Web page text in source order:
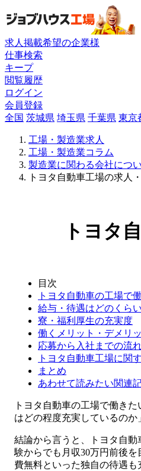
求人掲載希望の企業様
仕事検索
キープ
閲覧履歴
ログイン
会員登録
全国 茨城県 埼玉県 千葉県 東京
工場・製造業求人
工場・製造業コラム
製造業に関わる会社につ
トヨタ自動車工場の求人
トヨタ
目次
トヨタ自動車の工場で
給与・待遇はどのくら
寮・福利厚生の充実度
働くメリット・デメリ
応募から入社までの流
トヨタ自動車工場に関
まとめ
あわせて読みたい関連
トヨタ自動車の工場で働き
はどの程度充実しているのか
結論から言うと、トヨタ自
験からでも月収30万円前後
費無料といった独自の待遇も